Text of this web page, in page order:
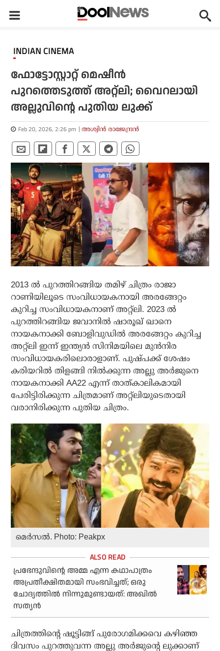
INDIAN CINEMA
ഫോട്ടോസ്റ്റാറ്റ് മെഷീന്‍
പുറത്തെടുത്ത് അറ്റ്‌ലി; വൈറലായി
അല്ലുവിന്റെ പുതിയ ലുക്ക്
Feb 20, 2026, 2:26 pm അശ്വിന്‍ രാജേന്ദ്രന്‍
2013 ല്‍ പുറത്തിറങ്ങിയ തമിഴ് ചിത്രം രാജാ
റാണിയിലൂടെ സംവിധായകനായി അരങ്ങേറ്റം
കുറിച്ച സംവിധായകനാണ് അറ്റ്‌ലി. 2023 ല്‍
പുറത്തിറങ്ങിയ ജവാനില്‍ ഷാരൂഖ് ഖാനെ
നായകനാക്കി ബോളിവുഡില്‍ അരങ്ങേറ്റം കുറിച്ച
അറ്റ്‌ലി ഇന്ന് ഇന്ത്യന്‍ സിനിമയിലെ മുന്‍നിര
സംവിധായകരിലൊരാളാണ്. പുഷ്പക്ക് ശേഷം
കരിയറില്‍ തിളങ്ങി നില്‍ക്കുന്ന അല്ലു അര്‍ജുനെ
നായകനാക്കി AA22 എന്ന് താത്കാലികമായി
പേരിട്ടിരിക്കുന്ന ചിത്രമാണ് അറ്റ്‌ലിയുടെതായി
വരാനിരിക്കുന്ന പുതിയ ചിത്രം.
മെര്‍സല്‍. Photo: Peakpx
പ്രഭേന്ദുവിന്റെ അമ്മ എന്ന കഥാപാത്രം
അപ്രതീക്ഷിതമായി സംഭവിച്ചത്; ഒരു
ചോദ്യത്തിൽ നിന്നുമുണ്ടായത്: അഖിൽ
സത്യൻ
ചിത്രത്തിന്റെ ഷൂട്ടിങ്ങ് പുരോഗമിക്കവെ കഴിഞ്ഞ
ദിവസം പുറത്തുവന്ന അല്ലു അര്‍ജുന്റെ ലുക്കാണ്